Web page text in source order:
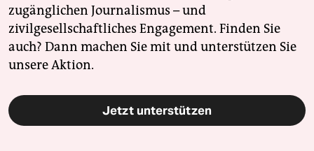
zugänglichen Journalismus – und
zivilgesellschaftliches Engagement. Finden Sie
auch? Dann machen Sie mit und unterstützen Sie
unsere Aktion.
Jetzt unterstützen